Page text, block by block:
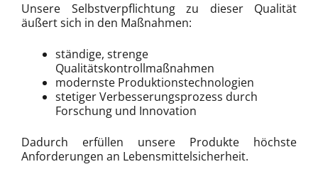
Unsere Selbstverpflichtung zu dieser Qualität
äußert sich in den Maßnahmen:
ständige, strenge
Qualitätskontrollmaßnahmen
modernste Produktionstechnologien
stetiger Verbesserungsprozess durch
Forschung und Innovation
Dadurch erfüllen unsere Produkte höchste
Anforderungen an Lebensmittelsicherheit.